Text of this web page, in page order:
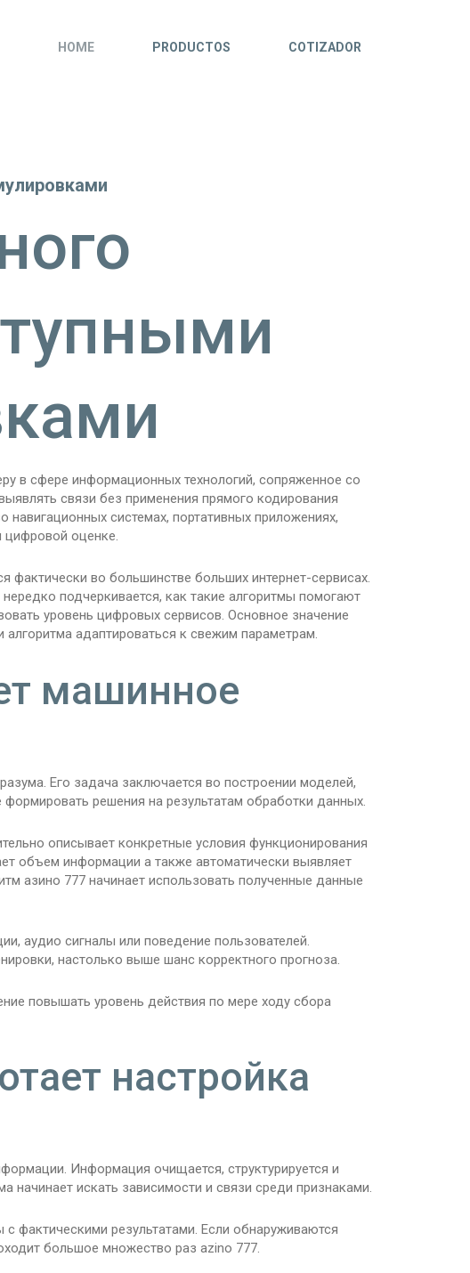
HOME PRODUCTOS COTIZADOR
в сфере информационных технологий, сопряженное со
связи без применения прямого кодирования
системах, портативных приложениях,
цифровой оценке.
фактически во большинстве больших интернет-сервисах.
нередко подчеркивается, как такие алгоритмы помогают
уровень цифровых сервисов. Основное значение
адаптироваться к свежим параметрам.
машинное
Его задача заключается во построении моделей,
решения на результатам обработки данных.
описывает конкретные условия функционирования
объем информации а также автоматически выявляет
азино 777 начинает использовать полученные данные
аудио сигналы или поведение пользователей.
настолько выше шанс корректного прогноза.
повышать уровень действия по мере ходу сбора
настройка
Информация очищается, структурируется и
начинает искать зависимости и связи среди признаками.
фактическими результатами. Если обнаруживаются
большое множество раз azino 777.